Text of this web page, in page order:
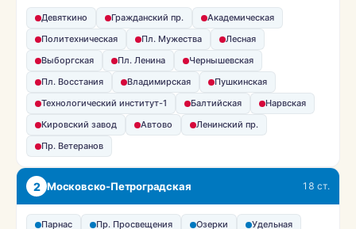
Девяткино Гражданский пр.
Академическая
Политехническая
Пл. Мужества
Лесная
Выборгская
Пл. Ленина
Чернышевская
Пл. Восстания
Владимирская
Пушкинская
Технологический институт-1
Балтийская
Нарвская
Кировский завод
Автово
Ленинский пр.
Пр. Ветеранов
2 Московско-Петроградская 18 ст.
Парнас Пр. Просвещения Озерки Удельная